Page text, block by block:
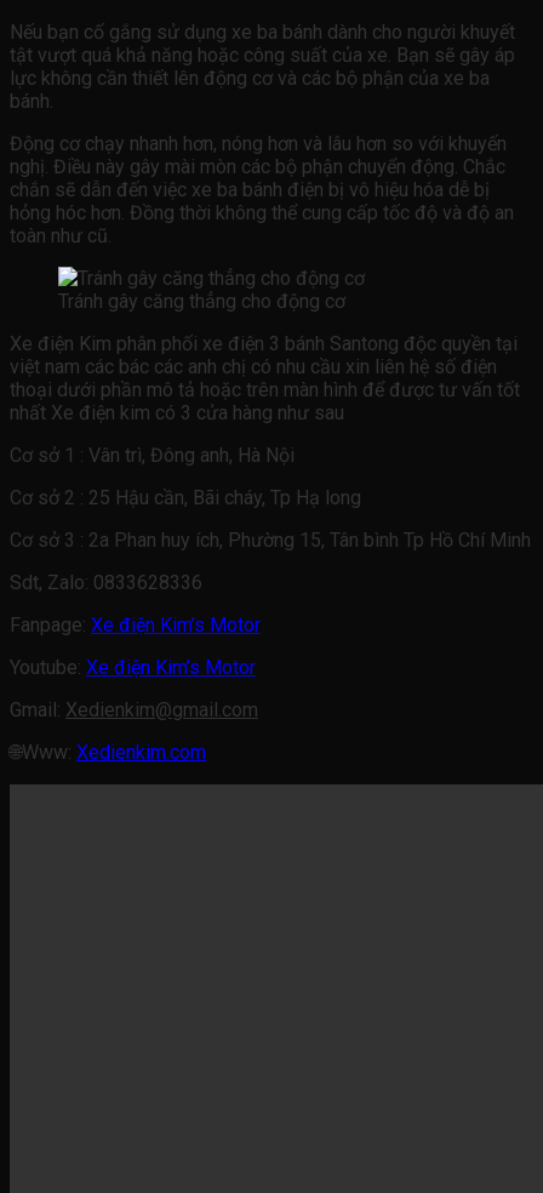
Nếu bạn cố gắng sử dụng xe ba bánh dành cho người khuyết
tật vượt quá khả năng hoặc công suất của xe. Bạn sẽ gây áp
lực không cần thiết lên động cơ và các bộ phận của xe ba
bánh.
Động cơ chạy nhanh hơn, nóng hơn và lâu hơn so với khuyến
nghị. Điều này gây mài mòn các bộ phận chuyển động. Chắc
chắn sẽ dẫn đến việc xe ba bánh điện bị vô hiệu hóa dễ bị
hỏng hóc hơn. Đồng thời không thể cung cấp tốc độ và độ an
toàn như cũ.
Tránh gây căng thẳng cho động cơ
Xe điện Kim phân phối xe điện 3 bánh Santong độc quyền tại
việt nam các bác các anh chị có nhu cầu xin liên hệ số điện
thoại dưới phần mô tả hoặc trên màn hình để được tư vấn tốt
nhất Xe điện kim có 3 cửa hàng như sau
Cơ sở 1 : Vân trì, Đông anh, Hà Nội
Cơ sở 2 : 25 Hậu cần, Bãi cháy, Tp Hạ long
Cơ sở 3 : 2a Phan huy ích, Phường 15, Tân bình Tp Hồ Chí Minh
Sdt, Zalo: 0833628336
Fanpage: Xe điện Kim’s Motor
Youtube: Xe điện Kim’s Motor
Gmail: Xedienkim@gmail.com
🌐Www: Xedienkim.com